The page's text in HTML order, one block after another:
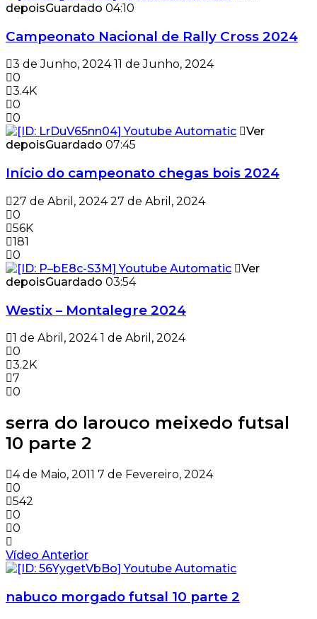
depoisGuardado 04:10
Campeonato Nacional de Rally Cross 2024
3 de Junho, 2024 11 de Junho, 2024
0
3.4K
0
0
Ver
depoisGuardado 07:45
Início do campeonato chegas bois 2024
27 de Abril, 2024 27 de Abril, 2024
0
56K
181
0
Ver
depoisGuardado 03:54
Westix – Montalegre 2024
1 de Abril, 2024 1 de Abril, 2024
0
3.2K
7
0
serra do larouco meixedo futsal
10 parte 2
4 de Maio, 2011 7 de Fevereiro, 2024
0
542
0
0
Vídeo Anterior
nabuco morgado futsal 10 parte 2